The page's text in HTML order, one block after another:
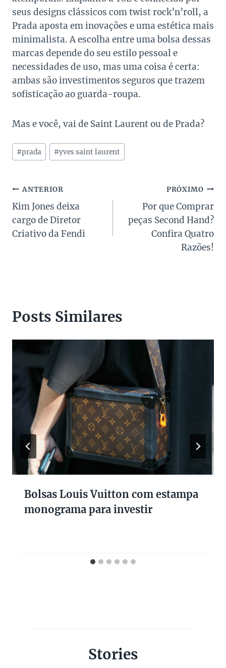
seus designs clássicos com twist rock’n’roll, a
Prada aposta em inovações e uma estética mais
minimalista. A escolha entre uma bolsa dessas
marcas depende do seu estilo pessoal e
necessidades de uso, mas uma coisa é certa:
ambas são investimentos seguros que trazem
sofisticação ao guarda-roupa.
Mas e você, vai de Saint Laurent ou de Prada?
Tags
do
#prada #yves saint laurent
Navegação
de
Post
ANTERIOR
Kim Jones deixa
cargo de Diretor
Criativo da Fendi
PRÓXIMO
Por que Comprar
peças Second Hand?
Confira Quatro
Razões!
Posts Similares
Bolsas Louis Vuitton com estampa
monograma para investir
Stories